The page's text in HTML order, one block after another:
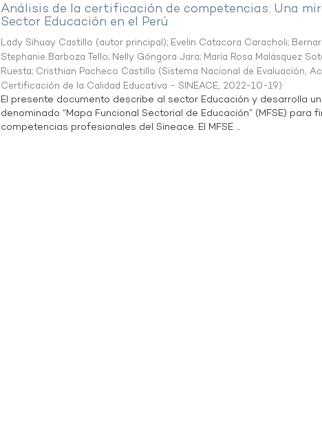
Análisis de la certificación de competencias: Una
Sector Educación en el Perú
Lady Sihuay Castillo (autor principal); Evelin Catacora Caracholi;
Stephanie Barboza Tello; Nelly Góngora Jara; María Rosa Malásquez
Ruesta; Cristhian Pacheco Castillo (Sistema Nacional de Evaluación,
Certificación de la Calidad Educativa - SINEACE, 2022-10-19)
El presente documento describe al sector Educación y desarrolla
denominado “Mapa Funcional Sectorial de Educación” (MFSE)
competencias profesionales del Sineace. El MFSE ...